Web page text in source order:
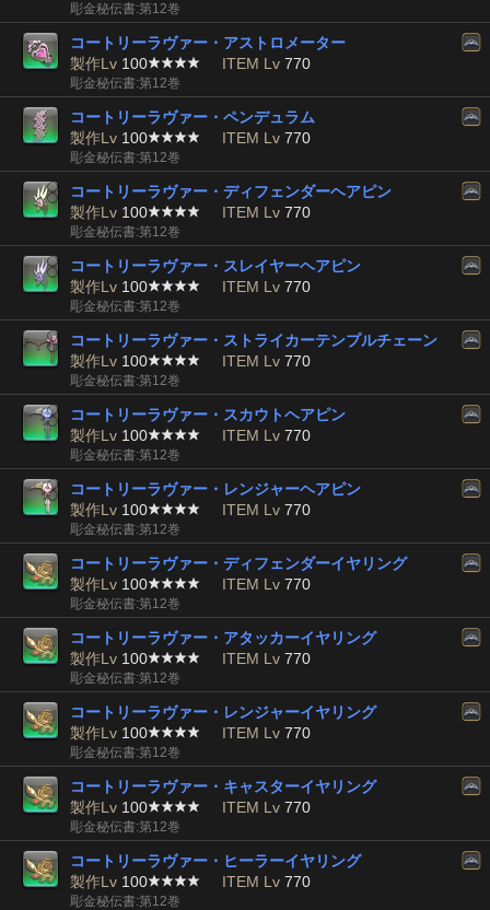
彫金秘伝書:第12巻
コートリーラヴァー・アストロメーター
製作Lv 100 ITEM Lv 770
彫金秘伝書:第12巻
コートリーラヴァー・ペンデュラム
製作Lv 100 ITEM Lv 770
彫金秘伝書:第12巻
コートリーラヴァー・ディフェンダーヘアピン
製作Lv 100 ITEM Lv 770
彫金秘伝書:第12巻
コートリーラヴァー・スレイヤーヘアピン
製作Lv 100 ITEM Lv 770
彫金秘伝書:第12巻
コートリーラヴァー・ストライカーテンプルチェーン
製作Lv 100 ITEM Lv 770
彫金秘伝書:第12巻
コートリーラヴァー・スカウトヘアピン
製作Lv 100 ITEM Lv 770
彫金秘伝書:第12巻
コートリーラヴァー・レンジャーヘアピン
製作Lv 100 ITEM Lv 770
彫金秘伝書:第12巻
コートリーラヴァー・ディフェンダーイヤリング
製作Lv 100 ITEM Lv 770
彫金秘伝書:第12巻
コートリーラヴァー・アタッカーイヤリング
製作Lv 100 ITEM Lv 770
彫金秘伝書:第12巻
コートリーラヴァー・レンジャーイヤリング
製作Lv 100 ITEM Lv 770
彫金秘伝書:第12巻
コートリーラヴァー・キャスターイヤリング
製作Lv 100 ITEM Lv 770
彫金秘伝書:第12巻
コートリーラヴァー・ヒーラーイヤリング
製作Lv 100 ITEM Lv 770
彫金秘伝書:第12巻